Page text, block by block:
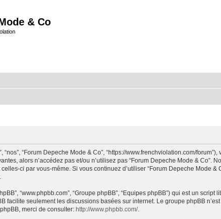
& Co
“nos”, “Forum Depeche Mode & Co”, “https://www.frenchviolation.com/
alors n’accédez pas et/ou n’utilisez pas “Forum Depeche Mode & Co”.
ci par vous-même. Si vous continuez d’utiliser “Forum Depeche Mode
“www.phpbb.com”, “Groupe phpBB”, “Equipes phpBB”) qui est un
facilite seulement les discussions basées sur internet. Le groupe phpBB
merci de consulter: http://www.phpbb.com/.